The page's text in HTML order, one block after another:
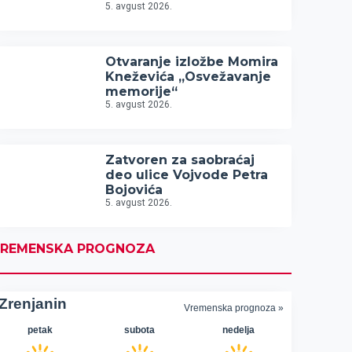
5. avgust 2026.
Otvaranje izložbe Momira
Kneževića „Osvežavanje
memorije“
5. avgust 2026.
Zatvoren za saobraćaj
deo ulice Vojvode Petra
Bojovića
5. avgust 2026.
PROGNOZA